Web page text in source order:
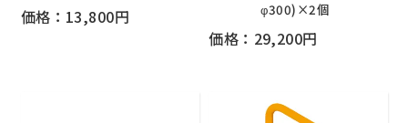
価格：13,800円
φ300)×2個
価格：29,200円